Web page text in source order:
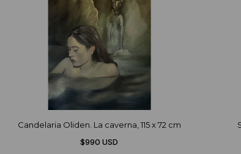
Candelaria Oliden. La caverna, 115 x 72 cm
$990 USD